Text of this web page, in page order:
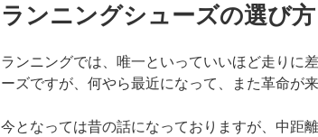
日:
ランニングシューズの選び方
ランニングでは、唯一といっていいほど走りに
ーズですが、何やら最近になって、また革命が
今となっては昔の話になっておりますが、中距